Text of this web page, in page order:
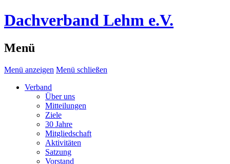
Dachverband Lehm e.V.
Menü
Menü anzeigen Menü schließen
Verband
Über uns
Mitteilungen
Ziele
30 Jahre
Mitgliedschaft
Aktivitäten
Satzung
Vorstand